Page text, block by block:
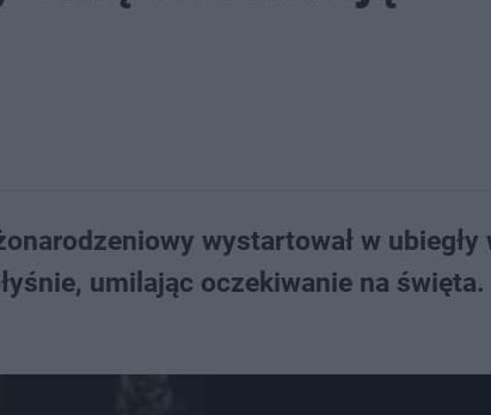
wystartował w
umilając oczekiwanie na